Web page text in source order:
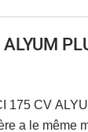
peux le
175 CV
a le même